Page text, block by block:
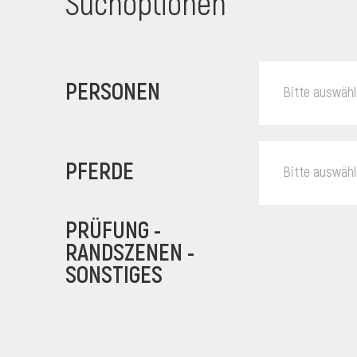
PERSONEN Bitte
PFERDE Bitte
PRÜFUNG -
RANDSZENEN -
SONSTIGES